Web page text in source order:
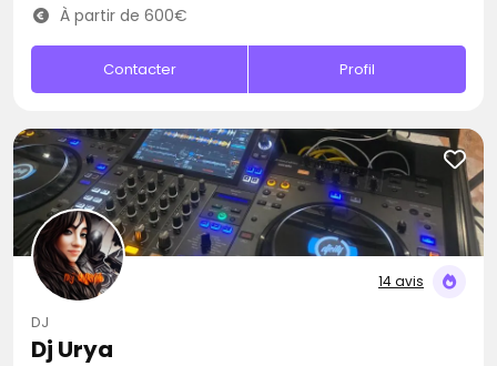
À partir de 600€
Contacter Profil
14 avis
DJ
Dj Urya